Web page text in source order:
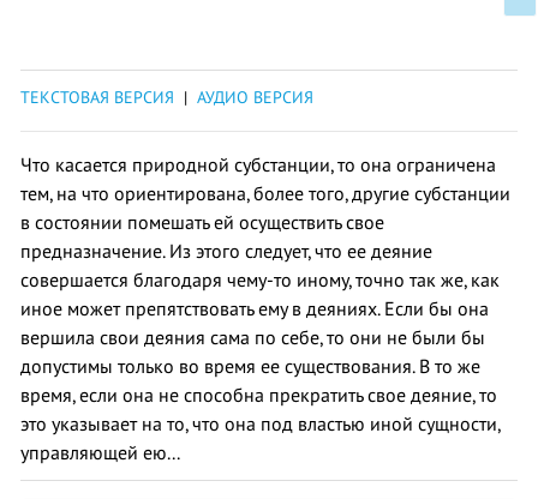
ТЕКСТОВАЯ ВЕРСИЯ | АУДИО ВЕРСИЯ
Что касается природной субстанции, то она ограничена
тем, на что ориентирована, более того, другие субстанции
в состоянии помешать ей осуществить свое
предназначение. Из этого следует, что ее деяние
совершается благодаря чему-то иному, точно так же, как
иное может препятствовать ему в деяниях. Если бы она
вершила свои деяния сама по себе, то они не были бы
допустимы только во время ее существования. В то же
время, если она не способна прекратить свое деяние, то
это указывает на то, что она под властью иной сущности,
управляющей ею...